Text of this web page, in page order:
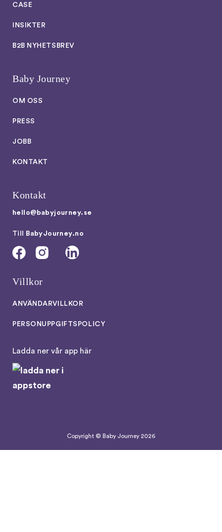
CASE
INSIKTER
B2B NYHETSBREV
Baby Journey
OM OSS
PRESS
JOBB
KONTAKT
Kontakt
hello@babyjourney.se
Till BabyJourney.no
Villkor
ANVÄNDARVILLKOR
PERSONUPPGIFTSPOLICY
Ladda ner vår app här
Copyright © Baby Journey 2026